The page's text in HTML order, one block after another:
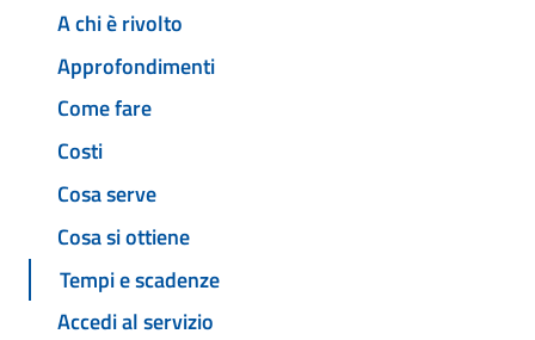
A chi è rivolto
Approfondimenti
Come fare
Costi
Cosa serve
Cosa si ottiene
Tempi e scadenze
Accedi al servizio